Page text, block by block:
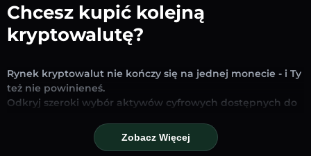
Chcesz kupić kolejną
kryptowalutę?
Rynek kryptowalut nie kończy się na jednej monecie - i Ty
też nie powinieneś.
Odkryj szeroki wybór aktywów cyfrowych dostępnych do
tego, czy szukasz uznanych stablecoinów, obiecujących
altcoinów czy nowych trendujących tokenów – znajdziesz
Zobacz Więcej